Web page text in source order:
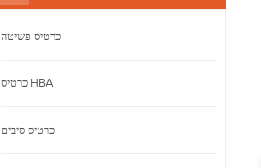
כרטיס פשיטה
כרטיס HBA
כרטיס סיבים